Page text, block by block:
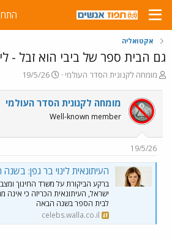
אקטואליה
גם הבית ספר של ביבי הוא זבל -
פ
ח
ה
ו
ש
א
מומחה לקנונית הסדר העולמי
פ
ס
ם
ת
י
ך
19/5/26
מומחה לקנונית הסדר העולמי
Well-known member
19/5/26
העיתונאית לינוי בר גפן: בשנה הבאה בני בן ה-11 יפרד
ברקע הביקורת על משרד החינוך
ישראל, העיתונאית הכריזה כי אינה
לבית הספר בשנה הבאה
celebs.walla.co.il